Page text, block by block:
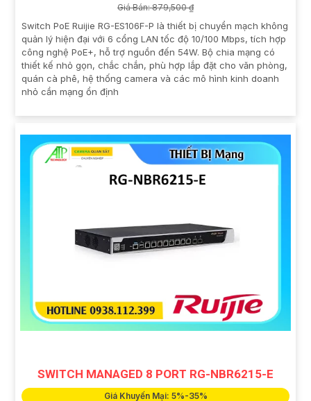
Giá Bán: 879,500 ₫
Switch PoE Ruijie RG-ES106F-P là thiết bị chuyển mạch không
quản lý hiện đại với 6 cổng LAN tốc độ 10/100 Mbps, tích hợp
công nghệ PoE+, hỗ trợ nguồn đến 54W. Bộ chia mạng có
thiết kế nhỏ gọn, chắc chắn, phù hợp lắp đặt cho văn phòng,
quán cà phê, hệ thống camera và các mô hình kinh doanh
nhỏ cần mạng ổn định
SWITCH MANAGED 8 PORT RG-NBR6215-E
Giá Khuyến Mại: 5%-35%